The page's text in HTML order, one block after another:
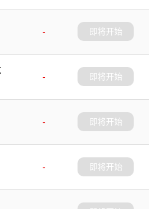
-
即将开始
-
即将开始
-
即将开始
-
即将开始